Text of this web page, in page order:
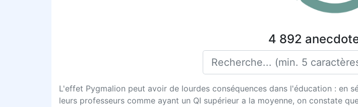
4 892
L'effet Pygmalion peut avoir de lourdes conséquences dans l'éducation : en
leurs professeurs comme ayant un QI supérieur a la moyenne, on constate